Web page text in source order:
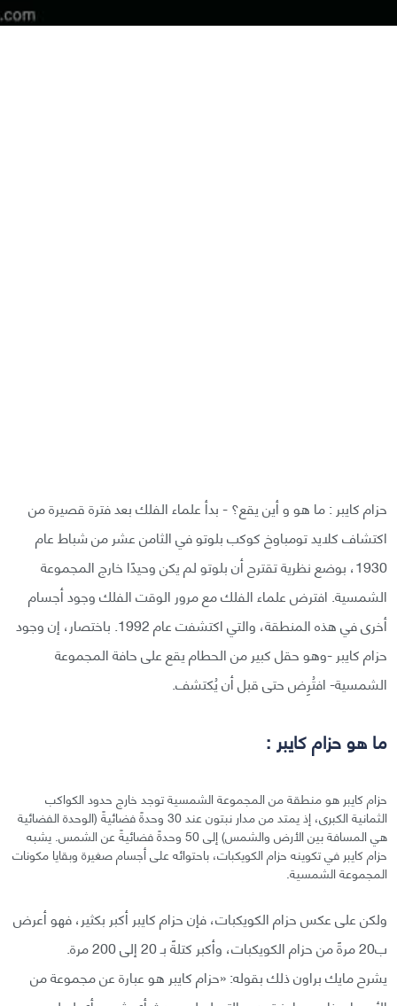
حزام كايبر : ما هو و أين يقع؟ - بدأ علماء الفلك بعد فترة قصيرة من
اكتشاف كلايد تومباوخ كوكب بلوتو في الثامن عشر من شباط عام
1930، بوضع نظرية تقترح أن بلوتو لم يكن وحيدًا خارج المجموعة
الشمسية. افترض علماء الفلك مع مرور الوقت الفلك وجود أجسام
أخرى في هذه المنطقة، والتي اكتشفت عام 1992. باختصار، إن وجود
حزام كايبر -وهو حقل كبير من الحطام يقع على حافة المجموعة
الشمسية- افتُرِض حتى قبل أن يُكتشف.
ما هو حزام كايبر :
حزام كايبر هو منطقة من المجموعة الشمسية توجد خارج حدود الكواكب
الثمانية الكبرى، إذ يمتد من مدار نبتون عند 30 وحدةً فضائيةً (الوحدة الفضائية
هي المسافة بين الأرض والشمس) إلى 50 وحدةً فضائيةً عن الشمس. يشبه
حزام كايبر في تكوينه حزام الكويكبات، باحتوائه على أجسام صغيرة وبقايا مكونات
المجموعة الشمسية.
ولكن على عكس حزام الكويكبات، فإن حزام كايبر أكبر بكثير، فهو أعرض
ب20 مرةً من حزام الكويكبات، وأكبر كتلةً بـ 20 إلى 200 مرة.
يشرح مايك براون ذلك بقوله: «حزام كايبر هو عبارة عن مجموعة من